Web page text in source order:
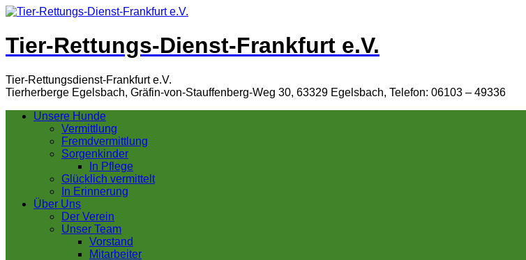
Tier-Rettungs-Dienst-Frankfurt e.V.
Tier-Rettungsdienst-Frankfurt e.V.
Tierherberge Egelsbach, Gräfin-von-Stauffenberg-Weg 30, 63329 Egelsbach, Telefon: 06103 – 49336
Unsere Hunde
Vermittlung
Fremdvermittlung
Sorgenkinder
In Pflege
Glücklich vermittelt
In Erinnerung
Über Uns
Der Verein
Unser Team
Vorstand
Mitarbeiter